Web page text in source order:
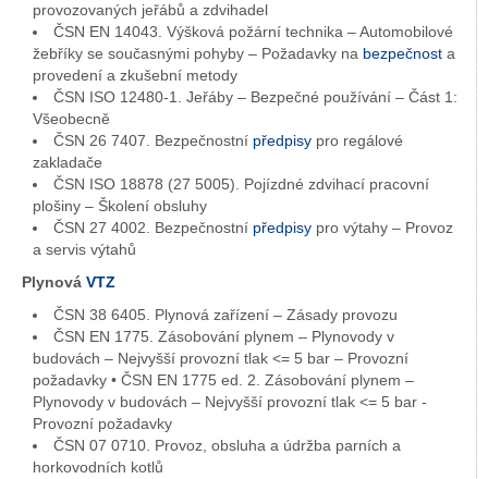
provozovaných jeřábů a zdvihadel
ČSN EN 14043. Výšková požární technika – Automobilové
žebříky se současnými pohyby – Požadavky na bezpečnost a
provedení a zkušební metody
ČSN ISO 12480-1. Jeřáby – Bezpečné používání – Část 1:
Všeobecně
ČSN 26 7407. Bezpečnostní předpisy pro regálové
zakladače
ČSN ISO 18878 (27 5005). Pojízdné zdvihací pracovní
plošiny – Školení obsluhy
ČSN 27 4002. Bezpečnostní předpisy pro výtahy – Provoz
a servis výtahů
Plynová VTZ
ČSN 38 6405. Plynová zařízení – Zásady provozu
ČSN EN 1775. Zásobování plynem – Plynovody v
budovách – Nejvyšší provozní tlak <= 5 bar – Provozní
požadavky • ČSN EN 1775 ed. 2. Zásobování plynem –
Plynovody v budovách – Nejvyšší provozní tlak <= 5 bar -
Provozní požadavky
ČSN 07 0710. Provoz, obsluha a údržba parních a
horkovodních kotlů